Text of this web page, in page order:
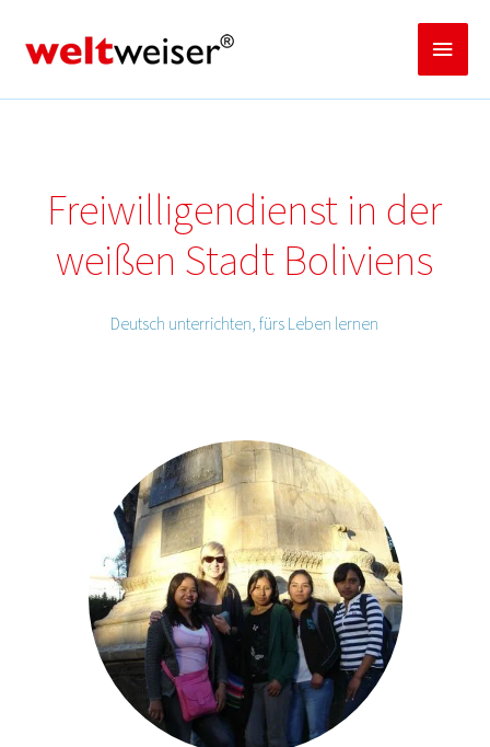
springen
Freiwilligendienst in der
weißen Stadt Boliviens
Deutsch unterrichten, fürs Leben lernen